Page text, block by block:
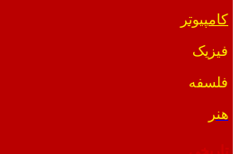
کامپیوتر
فیزیک
فلسفه
هنر